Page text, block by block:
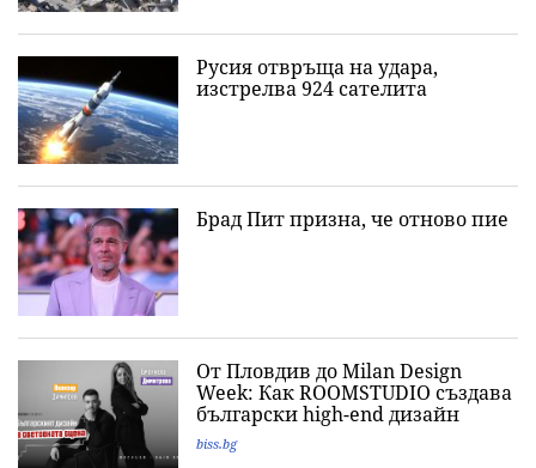
Русия отвръща на удара,
изстрелва 924 сателита
Брад Пит призна, че отново пие
От Пловдив до Milan Design
Week: Как ROOMSTUDIO създава
български high-end дизайн
biss.bg